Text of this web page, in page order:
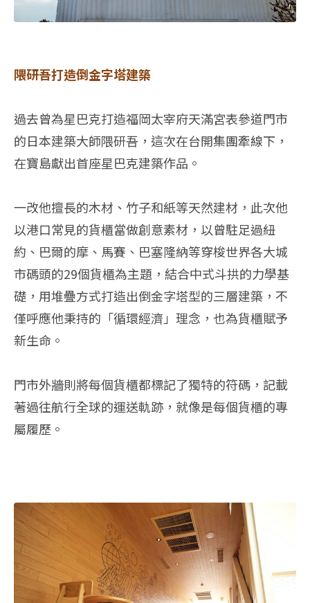
隈研吾打造倒金字塔建築
過去曾為星巴克打造福岡太宰府天滿宮表參道門市
的日本建築大師隈研吾，這次在台開集團牽線下，
在寶島獻出首座星巴克建築作品。
一改他擅長的木材、竹子和紙等天然建材，此次他
以港口常見的貨櫃當做創意素材，以曾駐足過紐
約、巴爾的摩、馬賽、巴塞隆納等穿梭世界各大城
市碼頭的29個貨櫃為主題，結合中式斗拱的力學基
礎，用堆疊方式打造出倒金字塔型的三層建築，不
僅呼應他秉持的「循環經濟」理念，也為貨櫃賦予
新生命。
門市外牆則將每個貨櫃都標記了獨特的符碼，記載
著過往航行全球的運送軌跡，就像是每個貨櫃的專
屬履歷。